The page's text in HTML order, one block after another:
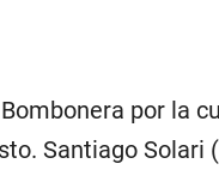
por la
Santiago